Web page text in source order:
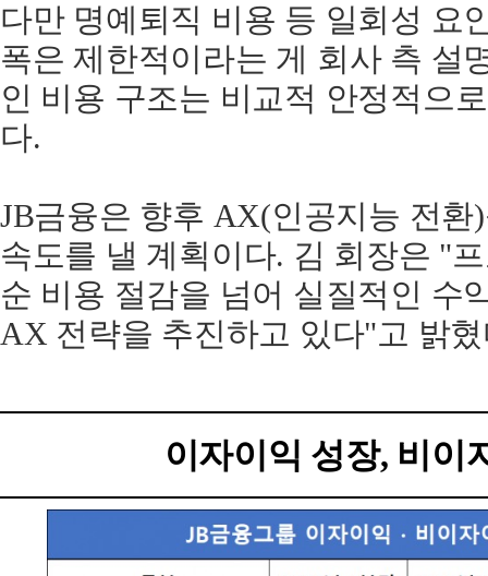
다만 명예퇴직 비용 등 일회성 요
폭은 제한적이라는 게 회사 측 설
인 비용 구조는 비교적 안정적으
다.
JB금융은 향후 AX(인공지능 전
속도를 낼 계획이다. 김 회장은 "
순 비용 절감을 넘어 실질적인 수
AX 전략을 추진하고 있다"고 밝
이자이익 성장, 비이